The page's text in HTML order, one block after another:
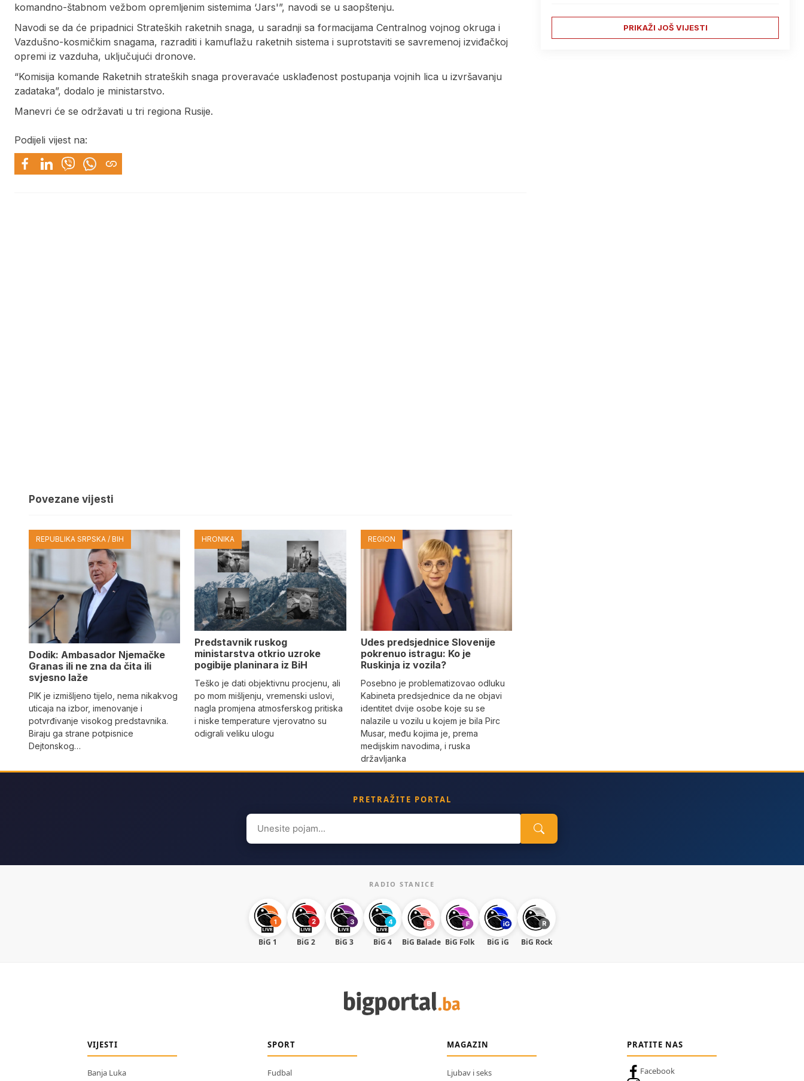
komandno-štabnom vežbom opremljenim sistemima ‘Jars'”, navodi se u saopštenju.
Navodi se da će pripadnici Strateških raketnih snaga, u saradnji sa formacijama Centralnog vojnog okruga i
Vazdušno-kosmičkim snagama, razraditi i kamuflažu raketnih sistema i suprotstaviti se savremenoj izviđačkoj
opremi iz vazduha, uključujući dronove.
“Komisija komande Raketnih strateških snaga proveravaće usklađenost postupanja vojnih lica u izvršavanju
zadataka”, dodalo je ministarstvo.
Manevri će se održavati u tri regiona Rusije.
Podijeli vijest na:
Povezane vijesti
REPUBLIKA SRPSKA / BIH
Dodik: Ambasador Njemačke
Granas ili ne zna da čita ili
svjesno laže
PIK je izmišljeno tijelo, nema nikakvog
uticaja na izbor, imenovanje i
potvrđivanje visokog predstavnika.
Biraju ga strane potpisnice
Dejtonskog…
HRONIKA
Predstavnik ruskog
ministarstva otkrio uzroke
pogibije planinara iz BiH
Teško je dati objektivnu procjenu, ali
po mom mišljenju, vremenski uslovi,
nagla promjena atmosferskog pritiska
i niske temperature vjerovatno su
odigrali veliku ulogu
REGION
Udes predsjednice Slovenije
pokrenuo istragu: Ko je
Ruskinja iz vozila?
Posebno je problematizovao odluku
Kabineta predsjednice da ne objavi
identitet dvije osobe koje su se
nalazile u vozilu u kojem je bila Pirc
Musar, među kojima je, prema
medijskim navodima, i ruska
državljanka
PRIKAŽI JOŠ VIJESTI
PRETRAŽITE PORTAL
Search
for:
RADIO STANICE
BiG 1 BiG 2 BiG 3 BiG 4 BiG Balade BiG Folk BiG iG BiG Rock
VIJESTI
Banja Luka
SPORT
Fudbal
MAGAZIN
Ljubav i seks
PRATITE NAS
Facebook